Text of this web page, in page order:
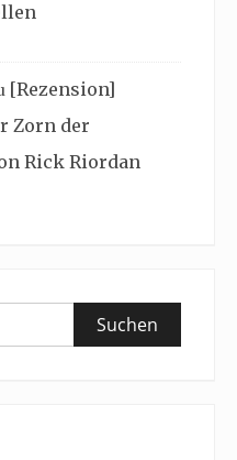
[Rezension]
Zorn der
Rick Riordan